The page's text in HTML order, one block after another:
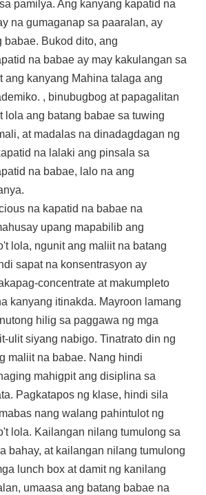
pamilya. Ang kanyang kapatid na
na gumaganap sa paaralan, ay
babae. Bukod dito, ang
na babae ay may kakulangan sa
ang kanyang Mahina talaga ang
, binubugbog at papagalitan
lola ang batang babae sa tuwing
at madalas na dinadagdagan ng
na lalaki ang pinsala sa
na babae, lalo na ang
na kapatid na babae na
upang mapabilib ang
lola, ngunit ang maliit na batang
sapat na konsentrasyon ay
concentrate at makumpleto
kanyang itinakda. Mayroon lamang
hilig sa paggawa ng mga
ulit siyang nabigo. Tinatrato din ng
maliit na babae. Nang hindi
mahigpit ang disiplina sa
Pagkatapos ng klase, hindi sila
nang walang pahintulot ng
lola. Kailangan nilang tumulong sa
bahay, at kailangan nilang tumulong
lunch box at damit ng kanilang
umaasa ang batang babae na